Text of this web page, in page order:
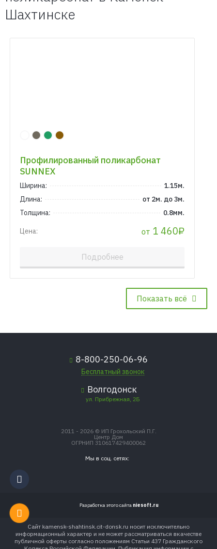
Шахтинске
Профилированный поликарбонат
SUNNEX
Ширина:
1.15м.
Длина:
от 2м. до 3м.
Толщина:
0.8мм.
Цена: от 1 460₽
Подробнее
Показать всё
8-800-250-06-96
Бесплатный звонок
Волгодонск
ул. Прибрежная, 2Б
2011 - 2026 © ИП Грохольский П.Г.
Центр Дом
ОГРНИП 310617429400062
Мы в соц. сетях:
Разработка этого сайта niesoft.ru
Сайт kamensk-shahtinsk.cit-donsk.ru носит исключительно
информационный характер и не может рассматриваться вкачестве
публичной оферты согласно положениям Статьи 437 Гражданского